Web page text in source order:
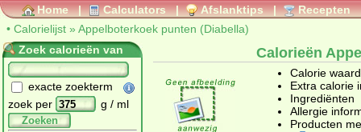
Home | Calculators | Afslanktips | Recepten
• Calorielijst » Appelboterkoek punten (Diabella)
Zoek calorieën van
exacte zoekterm
zoek per
g / ml
Zoeken
Calorieën
Calorie
Extra calorie
Ingrediënten
Allergie
Producten